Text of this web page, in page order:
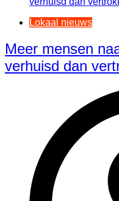
Lokaal nieuws
Meer mensen
verhuisd dan